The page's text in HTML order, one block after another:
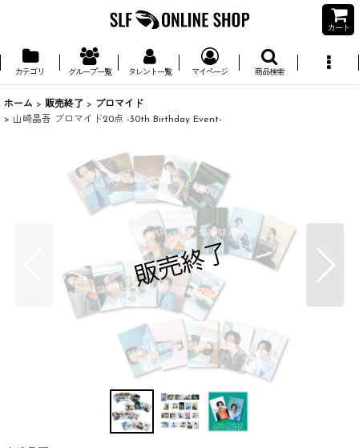
カート
カテゴリ グループ一覧 タレント一覧 マイページ 商品検索
ホーム > 販売終了 > ブロマイド
> 山崎晶吾 ブロマイド20点 -30th Birthday Event-